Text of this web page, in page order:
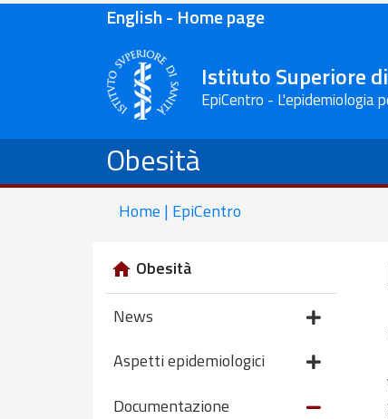
English - Home page
Istituto Superiore
EpiCentro - L'epidemiologia
Obesità
Home | EpiCentro
Obesità
News
Aspetti epidemiologici
Documentazione